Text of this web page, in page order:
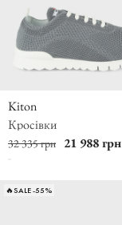
Kiton
Кросівки
32 335 грн 21 988 грн
🔥SALE -55%